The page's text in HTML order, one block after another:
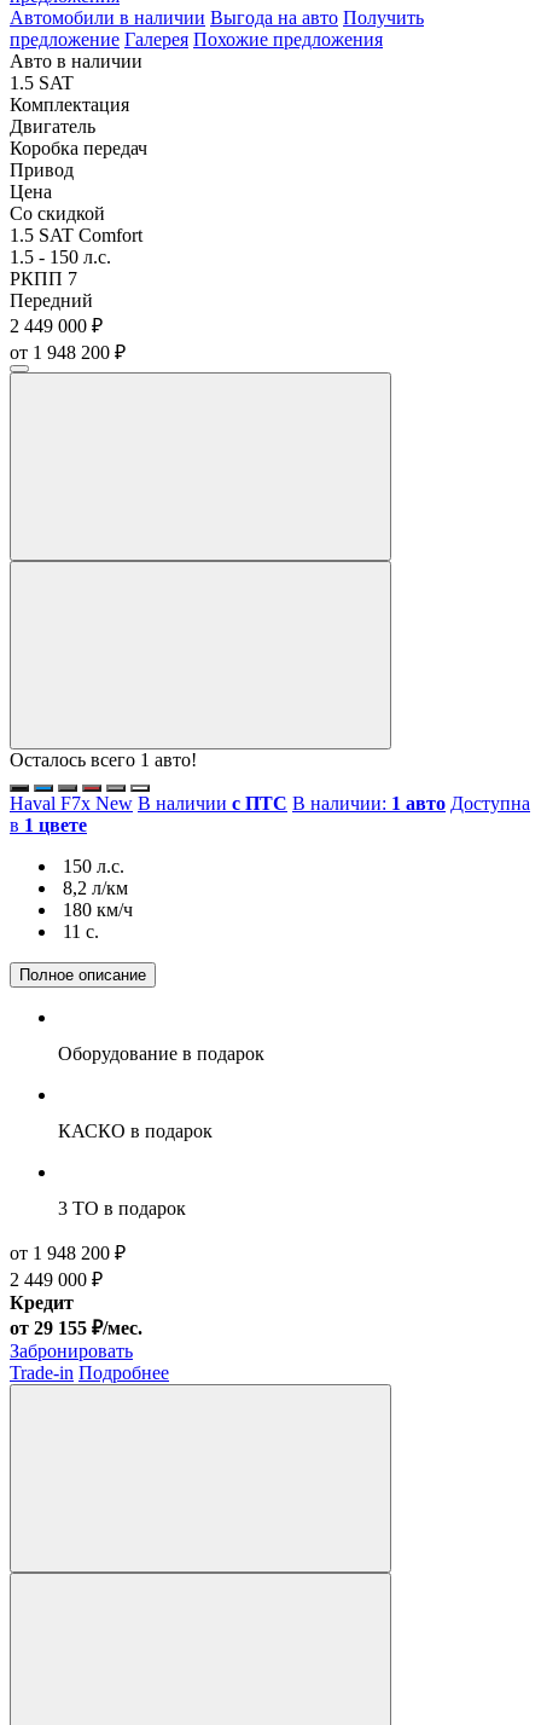
Автомобили в наличии Выгода на авто Получить
предложение Галерея Похожие предложения
Авто в наличии
1.5 SAT
Комплектация
Двигатель
Коробка передач
Привод
Цена
Со скидкой
1.5 SAT Comfort
1.5 - 150 л.с.
РКПП 7
Передний
2 449 000 ₽
от 1 948 200 ₽
Осталось всего 1 авто!
Haval F7x New В наличии с ПТС В наличии: 1 авто Доступна
в 1 цвете
150 л.с.
8,2 л/км
180 км/ч
11 c.
Полное описание
Оборудование в подарок
КАСКО в подарок
3 ТО в подарок
от 1 948 200 ₽
2 449 000 ₽
Кредит
от 29 155 ₽/мес.
Забронировать
Trade-in Подробнее